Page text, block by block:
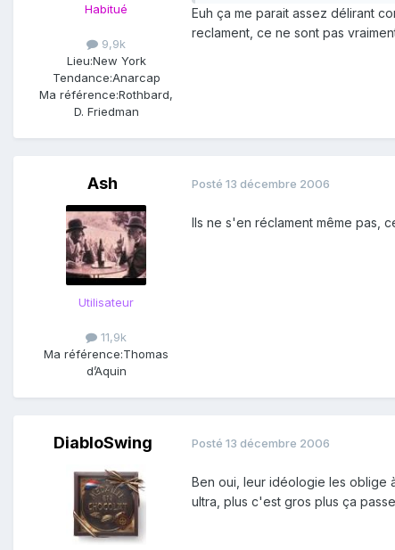
Habitué
9,9k
Lieu:New York
Tendance:Anarcap
Ma référence:Rothbard,
D. Friedman
Euh ça me parait assez délirant
reclament, ce ne sont pas
Ash
Utilisateur
11,9k
Ma référence:Thomas
d’Aquin
Posté 13 décembre 2006
Ils ne s'en réclament même pas,
DiabloSwing Posté 13 décembre 2006
Ben oui, leur idéologie les oblige
ultra, plus c'est gros plus ça